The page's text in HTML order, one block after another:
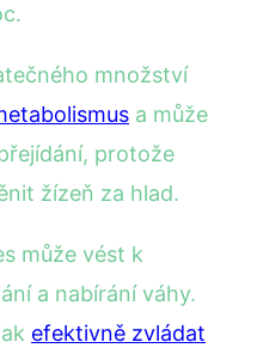
množství
a může
protože
žízeň za hlad.
může vést k
a nabírání váhy.
efektivně zvládat